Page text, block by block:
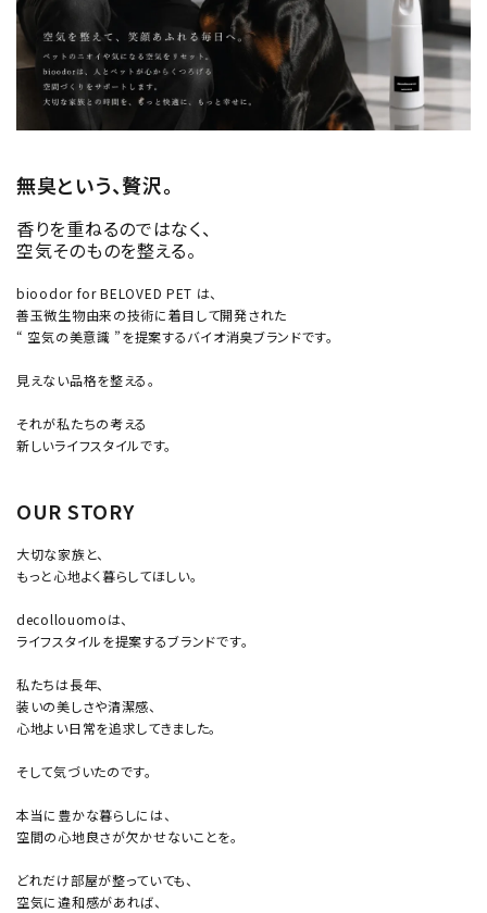
無臭という、贅沢。
香りを重ねるのではなく、
空気そのものを整える。
bioodor for BELOVED PET は、
善玉微生物由来の技術に着目して開発された
“ 空気の美意識 ”を提案するバイオ消臭ブランドです。
見えない品格を整える。
それが私たちの考える
新しいライフスタイルです。
OUR STORY
大切な家族と、
もっと心地よく暮らしてほしい。
decollouomoは、
ライフスタイルを提案するブランドです。
私たちは長年、
装いの美しさや清潔感、
心地よい日常を追求してきました。
そして気づいたのです。
本当に豊かな暮らしには、
空間の心地良さが欠かせないことを。
どれだけ部屋が整っていても、
空気に違和感があれば、